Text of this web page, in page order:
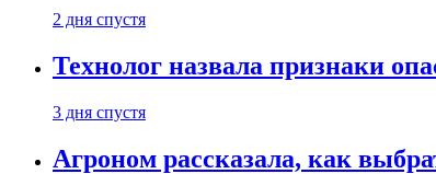
2 дня спустя
Технолог назвала признаки
3 дня спустя
Агроном рассказала, как